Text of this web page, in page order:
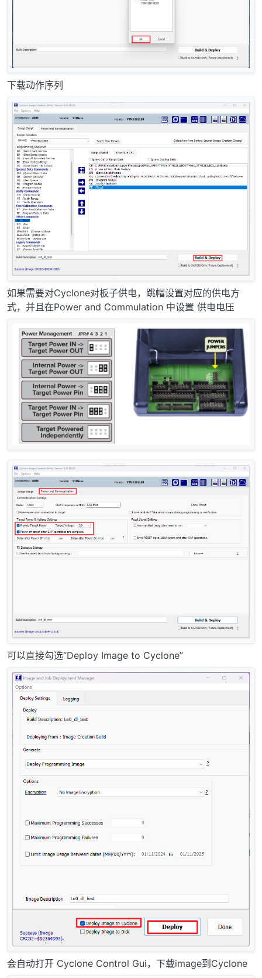
下载动作序列
如果需要对Cyclone对板子供电，跳帽设置对应的供电方
式，并且在Power and Commulation 中设置 供电电压
可以直接勾选“Deploy Image to Cyclone”
会自动打开 Cyclone Control Gui，下载image到Cyclone